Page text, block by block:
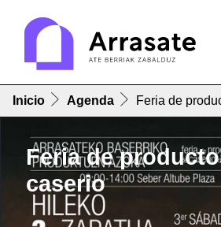
Inicio Agenda Feria de
Feria de
caserio